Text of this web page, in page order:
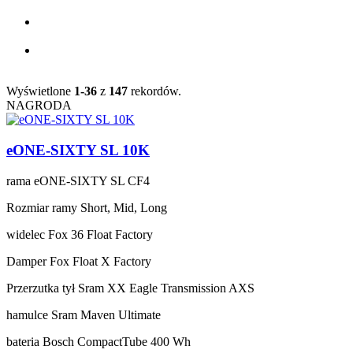
Wyświetlone 1-36 z 147 rekordów.
NAGRODA
eONE-SIXTY SL 10K
rama eONE-SIXTY SL CF4
Rozmiar ramy Short, Mid, Long
widelec Fox 36 Float Factory
Damper Fox Float X Factory
Przerzutka tył Sram XX Eagle Transmission AXS
hamulce Sram Maven Ultimate
bateria Bosch CompactTube 400 Wh